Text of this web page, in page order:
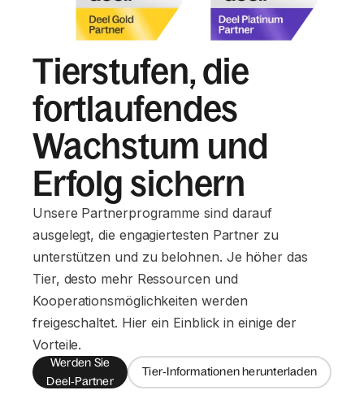
Tierstufen, die
fortlaufendes
Wachstum und
Erfolg sichern
Unsere Partnerprogramme sind darauf
ausgelegt, die engagiertesten Partner zu
unterstützen und zu belohnen. Je höher das
Tier, desto mehr Ressourcen und
Kooperationsmöglichkeiten werden
freigeschaltet. Hier ein Einblick in einige der
Vorteile.
Werden Sie
Deel‑Partner
Tier‑Informationen herunterladen